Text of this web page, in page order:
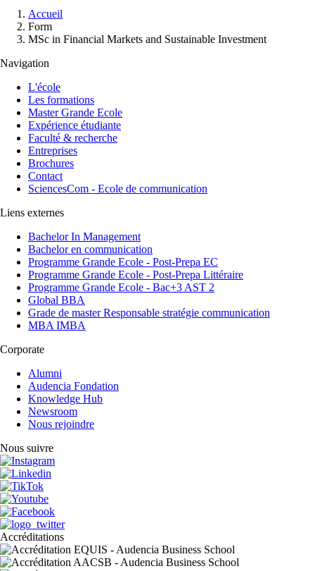
d'Ariane
Accueil
Form
MSc in Financial Markets and Sustainable Investment
Navigation
L'école
Les formations
Master Grande Ecole
Expérience étudiante
Faculté & recherche
Entreprises
Brochures
Contact
SciencesCom - Ecole de communication
Liens externes
Bachelor In Management
Bachelor en communication
Programme Grande Ecole - Post-Prepa EC
Programme Grande Ecole - Post-Prepa Littéraire
Programme Grande Ecole - Bac+3 AST 2
Global BBA
Grade de master Responsable stratégie communication
MBA IMBA
Corporate
Alumni
Audencia Fondation
Knowledge Hub
Newsroom
Nous rejoindre
Nous suivre
Accréditations